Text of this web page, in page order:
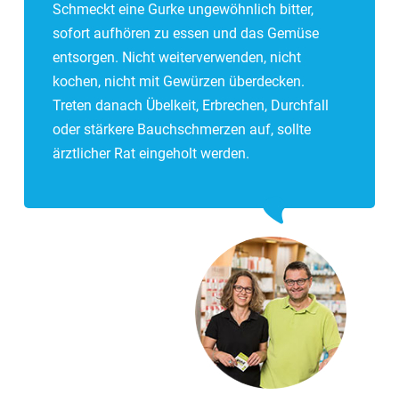
Schmeckt eine Gurke ungewöhnlich bitter,
sofort aufhören zu essen und das Gemüse
entsorgen. Nicht weiterverwenden, nicht
kochen, nicht mit Gewürzen überdecken.
Treten danach Übelkeit, Erbrechen, Durchfall
oder stärkere Bauchschmerzen auf, sollte
ärztlicher Rat eingeholt werden.